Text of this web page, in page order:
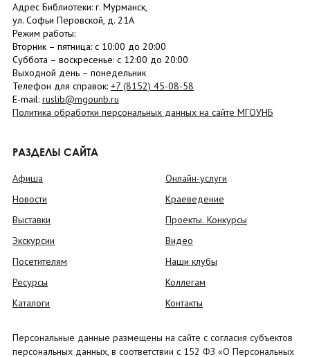
Адрес Библиотеки: г. Мурманск,
ул. Софьи Перовской, д. 21А
Режим работы:
Вторник – пятница: с 10:00 до 20:00
Суббота – воскресенье: c 12:00 до 20:00
Выходной день – понедельник
Телефон для справок: +7 (8152) 45-08-58
E-mail: ruslib@mgounb.ru
Политика обработки персональных данных на сайте МГОУНБ
РАЗДЕЛЫ САЙТА
Афиша
Новости
Выставки
Экскурсии
Посетителям
Ресурсы
Каталоги
Онлайн-услуги
Краеведение
Проекты. Конкурсы
Видео
Наши клубы
Коллегам
Контакты
Персональные данные размещены на сайте с согласия субъектов
персональных данных, в соответствии с 152 ФЗ «О Персональных